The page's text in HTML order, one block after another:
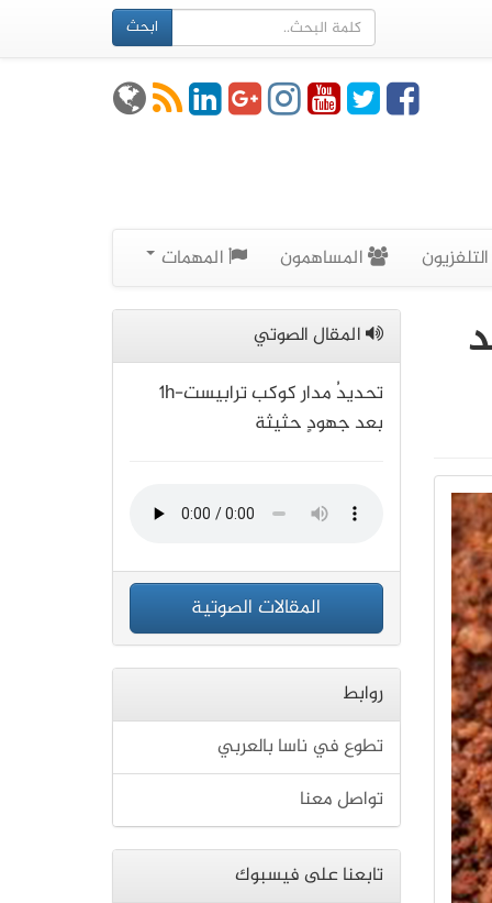
ابحث
التلفزيون المساهمون المهمات
المقال الصوتي
تحديدُ مدار كوكب ترابيست-1h
بعد جهودٍ حثيثة
المقالات الصوتية
روابط
تطوع في ناسا بالعربي
تواصل معنا
تابعنا على فيسبوك